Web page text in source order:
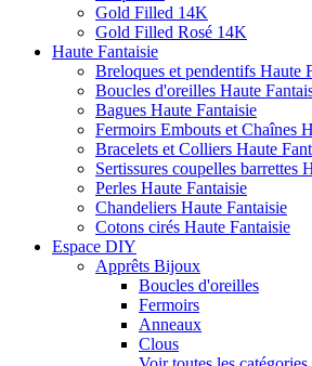
Gold Filled 14K
Gold Filled Rosé 14K
Haute Fantaisie
Breloques et pendentifs Haute
Boucles d'oreilles Haute
Bagues Haute Fantaisie
Fermoirs Embouts et Chaînes
Bracelets et Colliers Haute
Sertissures coupelles barrettes
Perles Haute Fantaisie
Chandeliers Haute Fantaisie
Cotons cirés Haute Fantaisie
Espace DIY
Apprêts Bijoux
Boucles d'oreilles
Fermoirs
Anneaux
Clous